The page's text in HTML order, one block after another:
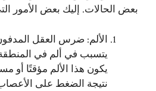
بعض الحالات. إليك بعض الأمور
الألم: ضرس العقل
يتسبب في ألم في
يكون هذا الألم مؤقتًا أو
نتيجة الضغط على الأعصاب